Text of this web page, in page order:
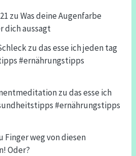
zuWas deine Augenfarbe
dich aussagt
zudas esse ich jeden tag
#ernährungstipps
zudas esse ich
#ernährungstipps
Finger weg von diesen
Oder?